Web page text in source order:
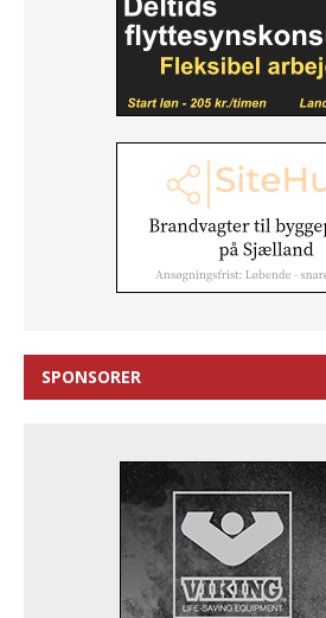
SPONSORER